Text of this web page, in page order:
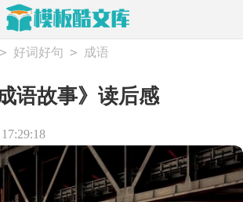
> 好词好句 > 成语
成语故事》读后感